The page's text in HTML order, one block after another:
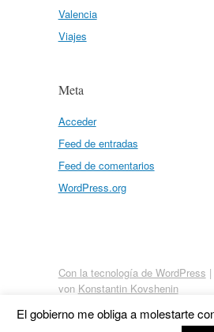
Valencia
Viajes
Meta
Acceder
Feed de entradas
Feed de comentarios
WordPress.org
Con la tecnología de WordPress |
von Konstantin Kovshenin
El gobierno me obliga a molestarte